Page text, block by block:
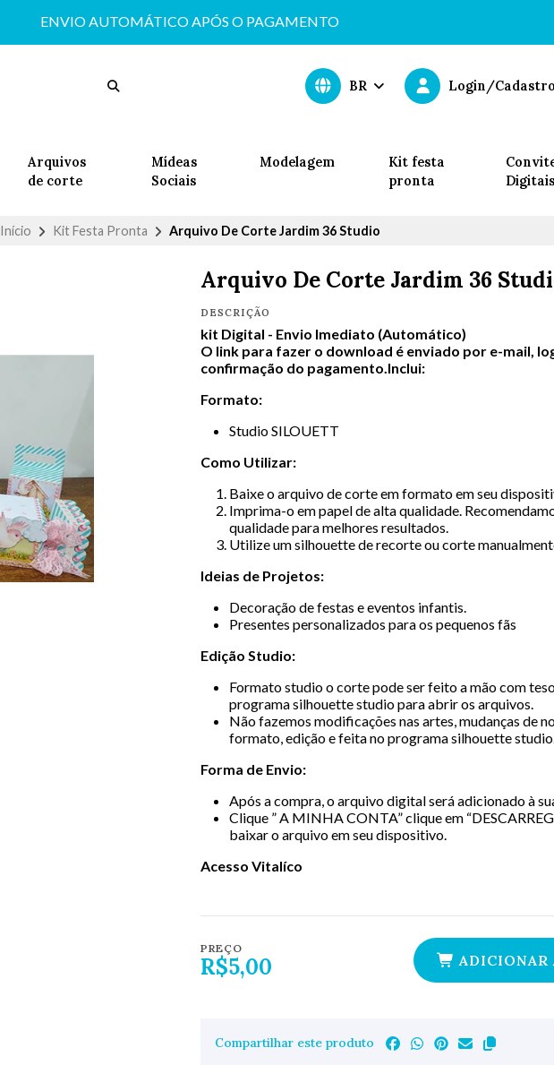
ENVIO AUTOMÁTICO APÓS O PAGAMENTO
BR Login/Cadastro
Arquivos
de corte
Mídeas
Sociais
Modelagem
Kit festa
pronta
Digitais
Início Kit Festa Pronta Arquivo De Corte Jardim 36 Studio
Arquivo De Corte Jardim 36
DESCRIÇÃO
kit Digital - Envio Imediato (Automático)
O link para fazer o download é enviado por e-mail,
confirmação do pagamento.Inclui:
Formato:
Studio SILOUETT
Como Utilizar:
Baixe o arquivo de corte em formato em seu
Imprima-o em papel de alta qualidade.
qualidade para melhores resultados.
Utilize um silhouette de recorte ou corte
Ideias de Projetos:
Decoração de festas e eventos infantis.
Presentes personalizados para os pequenos fãs
Edição Studio:
Formato studio o corte pode ser feito a mão com
programa silhouette studio para abrir os arquivos.
Não fazemos modificações nas artes, mudanças de
formato, edição e feita no programa silhouette
Forma de Envio:
Após a compra, o arquivo digital será adicionado à
Clique ” A MINHA CONTA” clique em
baixar o arquivo em seu dispositivo.
Acesso Vitalíco
PREÇO
R$5,00 ADICIONAR
Compartilhar este produto